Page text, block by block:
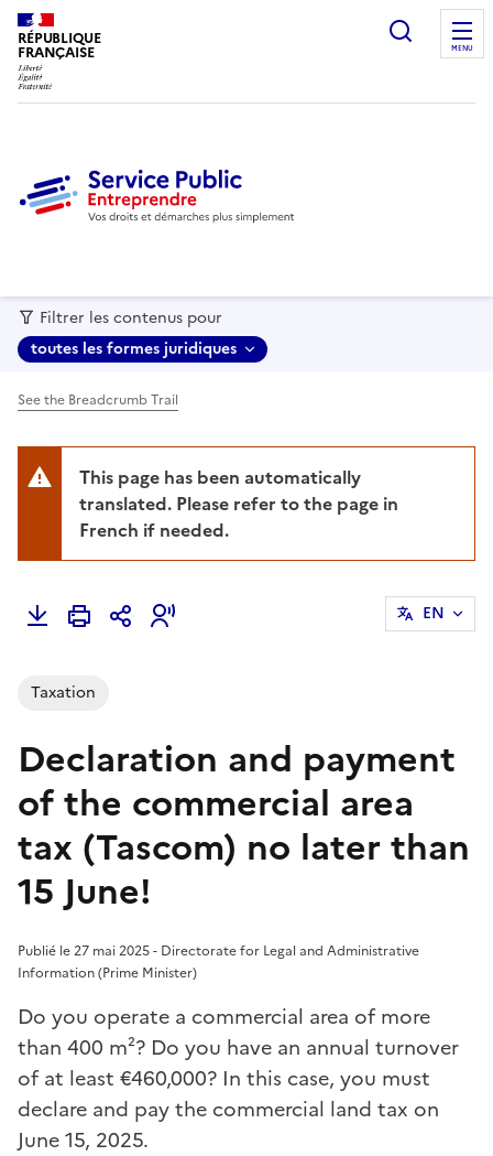
RÉPUBLIQUE
FRANÇAISE MENU
Filtrer les contenus pour
toutes les formes juridiques
See the Breadcrumb Trail
This page has been automatically
translated. Please refer to the page in
French if needed.
EN
Taxation
Declaration and payment
of the commercial area
tax (Tascom) no later than
15 June!
Publié le 27 mai 2025 - Directorate for Legal and Administrative
Information (Prime Minister)
Do you operate a commercial area of more
than 400 m²? Do you have an annual turnover
of at least €460,000? In this case, you must
declare and pay the commercial land tax on
June 15, 2025.